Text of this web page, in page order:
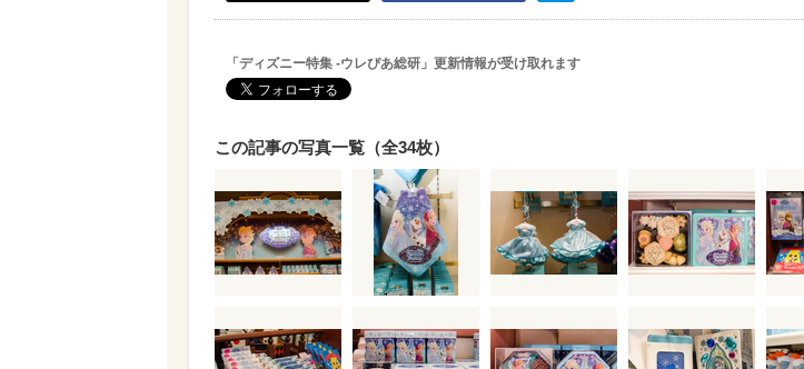
「ディズニー特集 -ウレぴあ総研」更新情報が受け取れます
この記事の写真一覧（全34枚）